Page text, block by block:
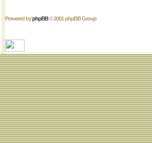
Powered byphpBB© 2001 phpBB Group